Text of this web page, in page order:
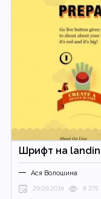
Шрифт на
Ася Волошина
29.09.2014 8 275